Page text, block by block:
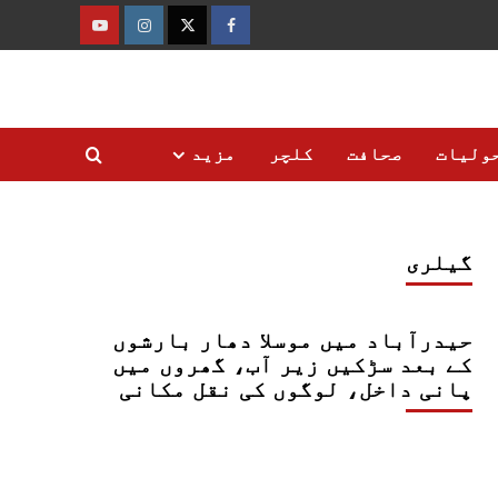
فیس
ٹوئٹرانسٹاگرام
یوٹیوب
صحافت کلچر مزید
گیلری
حیدرآباد میں موسلا دھار بارشوں
کے بعد سڑکیں زیر آب، گھروں میں
پانی داخل، لوگوں کی نقل مکانی